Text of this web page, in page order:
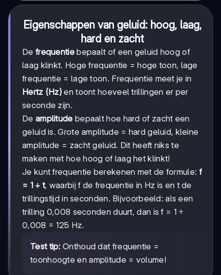
Eigenschappen van geluid: hoog, laag,
hard en zacht
De frequentiebepaalt of een geluid hoog of
laag klinkt. Hoge frequentie = hoge toon, lage
frequentie = lage toon. Frequentie meet je in
Hertz (Hz) en toont hoeveel trillingen er per
seconde zijn.
De amplitude bepaalt hoe hard of zacht een
geluid is. Grote amplitude = hard geluid, kleine
amplitude = zacht geluid. Dit heeft niks te
maken met hoe hoog of laag het klinkt!
Je kunt frequentie berekenen met de formule: f
= 1 ÷ t, waarbij f de frequentie in Hz is en t de
trillingstijd in seconden. Bijvoorbeeld: als een
trilling 0,008 seconden duurt, dan is f = 1 ÷
0,008 = 125 Hz.
Test tip: Onthoud dat frequentie =
toonhoogte en amplitude = volume!